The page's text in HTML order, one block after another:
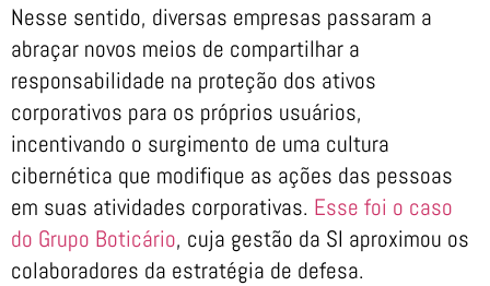
Nesse sentido, diversas empresas passaram a
abraçar novos meios de compartilhar a
responsabilidade na proteção dos ativos
corporativos para os próprios usuários,
incentivando o surgimento de uma cultura
cibernética que modifique as ações das pessoas
em suas atividades corporativas. Esse foi o caso
do Grupo Boticário, cuja gestão da SI aproximou os
colaboradores da estratégia de defesa.